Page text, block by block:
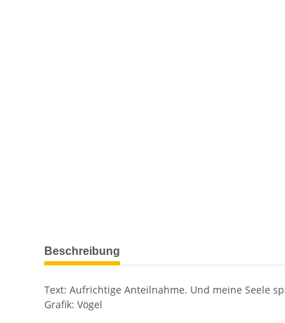
weitere Registerkarten anzeigen
Beschreibung
Text: Aufrichtige Anteilnahme. Und meine Seele
Grafik: Vögel